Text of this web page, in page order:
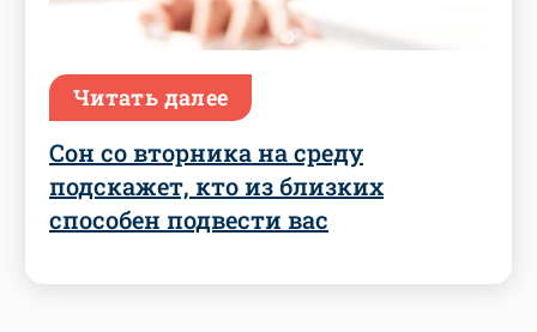
Читать далее
Сон со вторника на среду
подскажет, кто из близких
способен подвести вас